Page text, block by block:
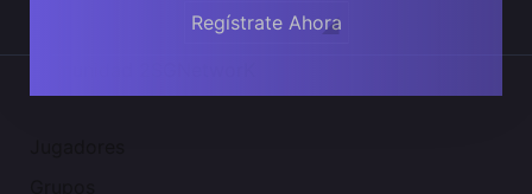
Regístrate Ahora